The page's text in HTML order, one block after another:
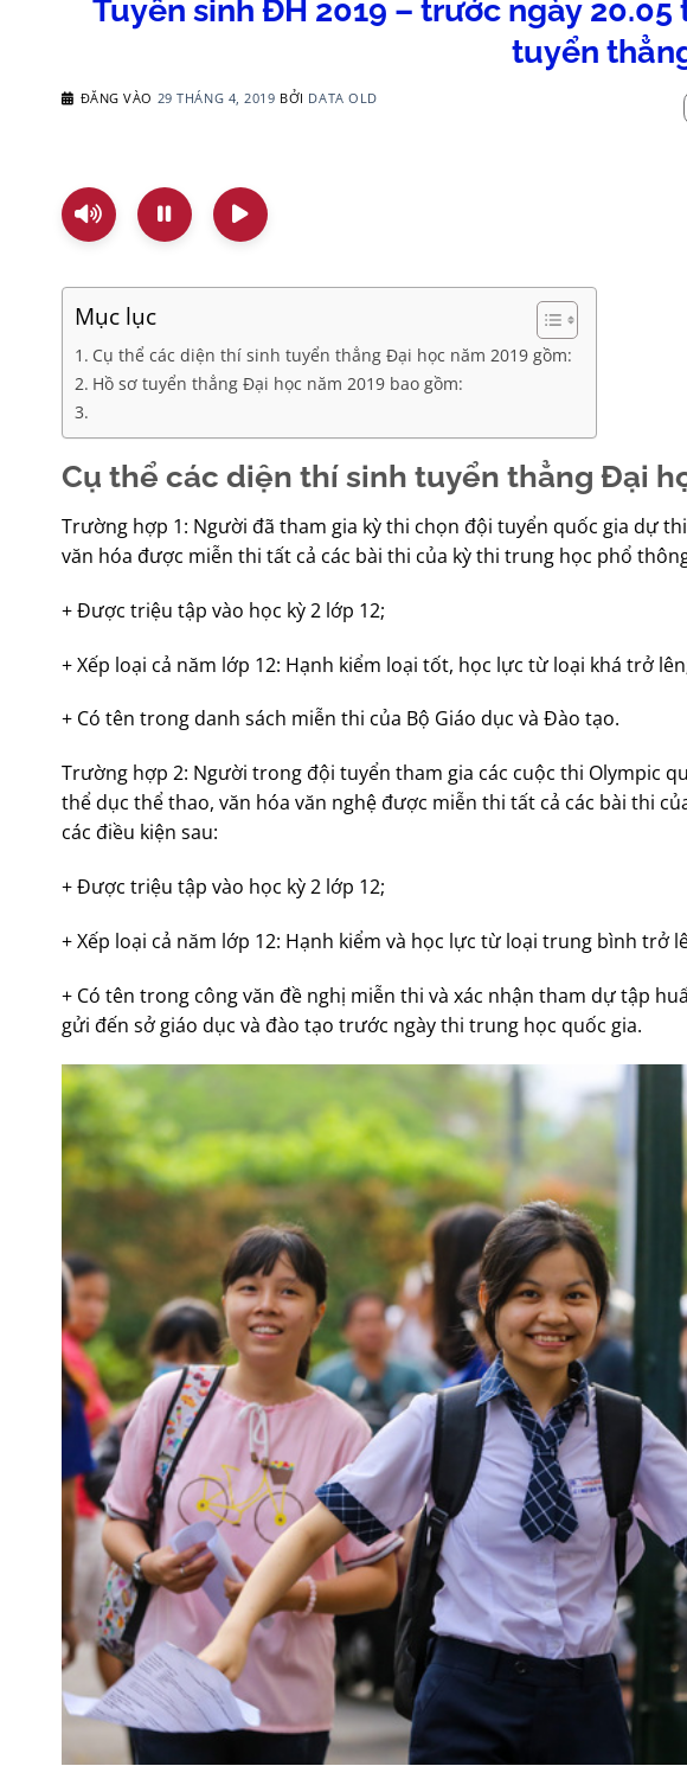
Tuyển sinh ĐH 2019 – trước ngày
tuyển
ĐĂNG VÀO 29 THÁNG 4, 2019 BỞI DATA OLD
Mục lục
Cụ thể các diện thí sinh tuyển thẳng Đại học năm 2019 gồm:
Hồ sơ tuyển thẳng Đại học năm 2019 bao gồm:
Cụ thể các diện thí sinh tuyển thẳng Đại
Trường hợp 1: Người đã tham gia kỳ thi chọn đội tuyển quốc gia dự
văn hóa được miễn thi tất cả các bài thi của kỳ thi trung học phổ
+ Được triệu tập vào học kỳ 2 lớp 12;
+ Xếp loại cả năm lớp 12: Hạnh kiểm loại tốt, học lực từ loại khá trở
+ Có tên trong danh sách miễn thi của Bộ Giáo dục và Đào tạo.
Trường hợp 2: Người trong đội tuyển tham gia các cuộc thi Olympic
thể dục thể thao, văn hóa văn nghệ được miễn thi tất cả các bài thi
các điều kiện sau:
+ Được triệu tập vào học kỳ 2 lớp 12;
+ Xếp loại cả năm lớp 12: Hạnh kiểm và học lực từ loại trung bình trở
+ Có tên trong công văn đề nghị miễn thi và xác nhận tham dự tập
gửi đến sở giáo dục và đào tạo trước ngày thi trung học quốc gia.